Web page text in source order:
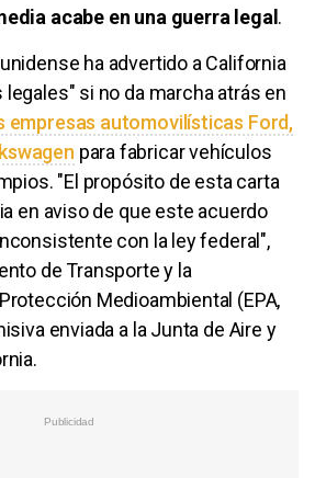
acabe en una guerra legal.
ha advertido a California
si no da marcha atrás en
empresas automovilísticas Ford,
para fabricar vehículos
"El propósito de esta carta
en aviso de que este acuerdo
con la ley federal",
de Transporte y la
Medioambiental (EPA,
enviada a la Junta de Aire y